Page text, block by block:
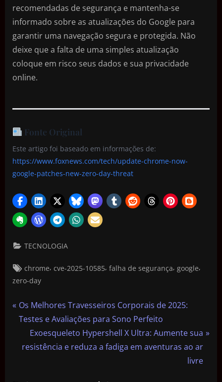
recomendadas de segurança e mantenha-se
informado sobre as atualizações do Google para
garantir uma navegação segura e protegida. Não
deixe que a falta de uma simples atualização
coloque em risco seus dados e sua privacidade
online.
Fonte Original
Este artigo foi baseado em informações de:
https://www.foxnews.com/tech/update-chrome-now-
google-patches-new-zero-day-threat
TECNOLOGIA
chrome,cve-2025-10585,falha de segurança,google,
zero-day
Os Melhores Travesseiros Corporais de 2025:
Testes e Avaliações para Sono Perfeito
Exoesqueleto Hypershell X Ultra: Aumente sua
resistência e reduza a fadiga em aventuras ao ar
livre